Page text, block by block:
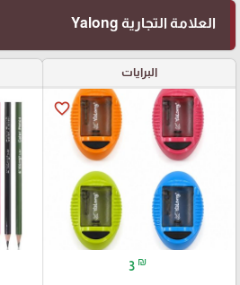
العلامة التجارية Yalong
البرايات
favorite_border
3 ₪